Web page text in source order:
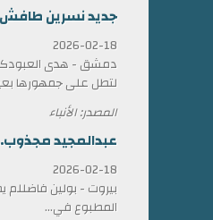
جديد نسرين
2026-02-18
دمشق - هدى
لتطل على جمهورها
المصدر: الأنباء
عبدالمجيد مجذوب..
2026-02-18
بيروت - بولين فاضللم
المطبوع في...